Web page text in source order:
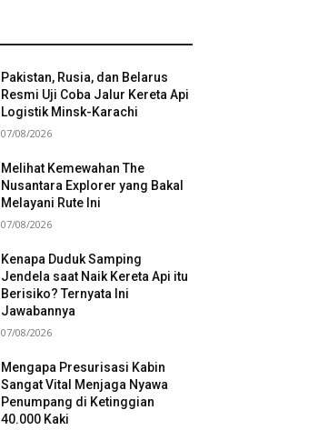
Pakistan, Rusia, dan Belarus
Resmi Uji Coba Jalur Kereta Api
Logistik Minsk-Karachi
07/08/2026
Melihat Kemewahan The
Nusantara Explorer yang Bakal
Melayani Rute Ini
07/08/2026
Kenapa Duduk Samping
Jendela saat Naik Kereta Api itu
Berisiko? Ternyata Ini
Jawabannya
07/08/2026
Mengapa Presurisasi Kabin
Sangat Vital Menjaga Nyawa
Penumpang di Ketinggian
40.000 Kaki